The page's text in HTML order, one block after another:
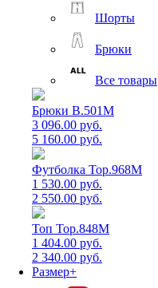
Шорты
Брюки
Все товары
Брюки B.501M
3 096.00 руб.
5 160.00 руб.
Футболка Top.968M
1 530.00 руб.
2 550.00 руб.
Топ Top.848M
1 404.00 руб.
2 340.00 руб.
Размер+